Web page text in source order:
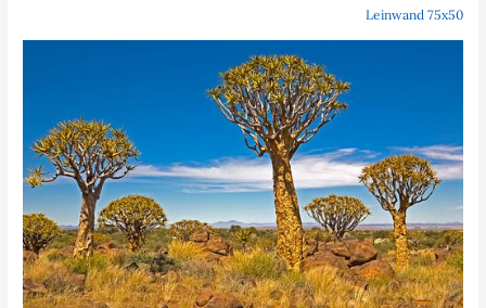
Leinwand 75x50